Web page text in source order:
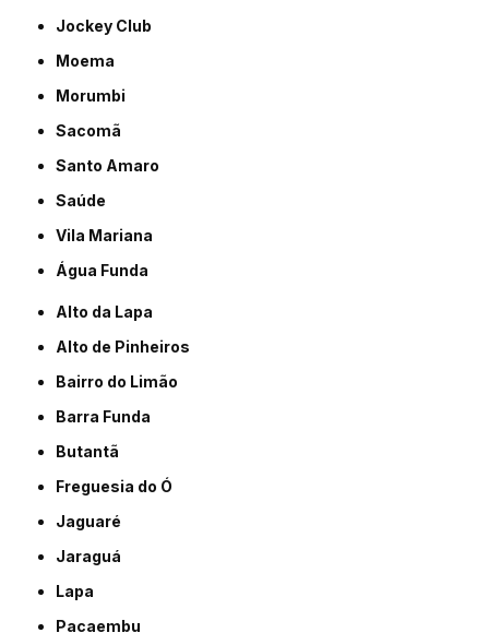
Jockey Club
Moema
Morumbi
Sacomã
Santo Amaro
Saúde
Vila Mariana
Água Funda
Alto da Lapa
Alto de Pinheiros
Bairro do Limão
Barra Funda
Butantã
Freguesia do Ó
Jaguaré
Jaraguá
Lapa
Pacaembu